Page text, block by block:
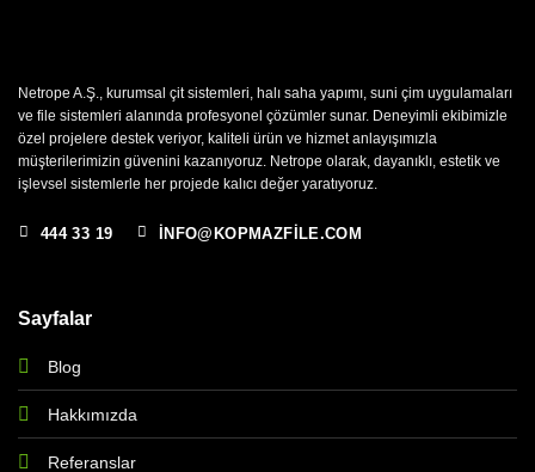
Netrope A.Ş., kurumsal çit sistemleri, halı saha yapımı, suni çim uygulamaları
ve file sistemleri alanında profesyonel çözümler sunar. Deneyimli ekibimizle
özel projelere destek veriyor, kaliteli ürün ve hizmet anlayışımızla
müşterilerimizin güvenini kazanıyoruz. Netrope olarak, dayanıklı, estetik ve
işlevsel sistemlerle her projede kalıcı değer yaratıyoruz.
444 33 19 INFO@KOPMAZFILE.COM
Sayfalar
Blog
Hakkımızda
Referanslar